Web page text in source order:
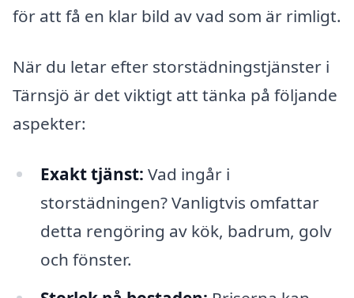
för att få en klar bild av vad som är rimligt.
När du letar efter storstädningstjänster i
Tärnsjö är det viktigt att tänka på följande
aspekter:
Exakt tjänst: Vad ingår i
storstädningen? Vanligtvis omfattar
detta rengöring av kök, badrum, golv
och fönster.